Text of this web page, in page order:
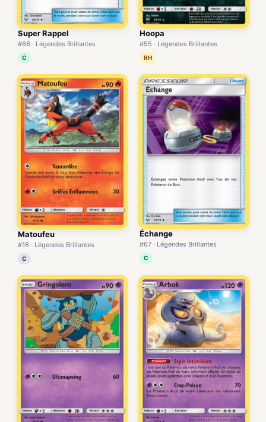
Super Rappel
#66 · Légendes Brillantes
C
Hoopa
#55 · Légendes Brillantes
RH
Matoufeu
#16 · Légendes Brillantes
C
Échange
#67 · Légendes Brillantes
C